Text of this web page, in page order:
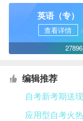
英语（专）
查看详情
编辑推荐
自考新考期送
应用型自考火